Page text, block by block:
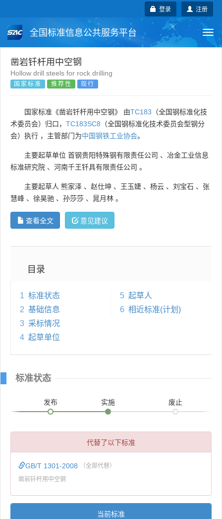
注册
登录
全国标准信息公共服务平台
国家标准
团体标准
国外标准 技术委员会
凿岩钎杆用中空钢
Hollow drill steels for rock drilling
国家标准 推荐性 现行
国家标准《凿岩钎杆用中空钢》 由TC183 （全国钢标准化技
术委员会）归口， TC183SC8 （全国钢标准化技术委员会型钢分
会）执行 ，主管部门为中国钢铁工业协会。
主要起草单位 首钢贵阳特殊钢有限责任公司 、 冶金工业信息
标准研究院 、 河南千王钎具有限责任公司 。
主要起草人 熊家泽 、 赵仕坤 、 王玉婕 、 杨云 、 刘宝石 、 张
慧峰 、 徐昊驰 、 孙莎莎 、 晁月林 。
查看全文 意见建议
目录
1 标准状态
2 基础信息
3 采标情况
4 起草单位
5 起草人
6 相近标准(计划)
标准状态
发布 实施 废止
代替了以下标准
GB/T 1301-2008 （全部代替）
凿岩钎杆用中空钢
当前标准